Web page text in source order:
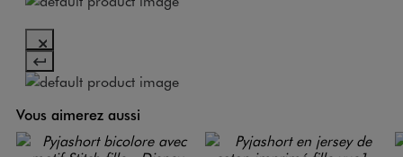
Vous aimerez aussi